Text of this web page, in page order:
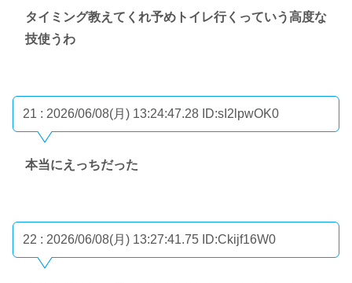
タイミング教えてくれ予めトイレ行くっていう高度な
技使うわ
21 : 2026/06/08(月) 13:24:47.28 ID:sI2lpwOK0
本当にえっちだった
22 : 2026/06/08(月) 13:27:41.75 ID:Ckijf16W0